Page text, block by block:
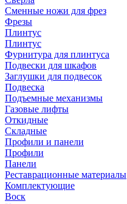
Сменные ножи для фрез
Фрезы
Плинтус
Плинтус
Фурнитура для плинтуса
Подвески для шкафов
Заглушки для подвесок
Подвеска
Подъемные механизмы
Газовые лифты
Откидные
Складные
Профили и панели
Профили
Панели
Реставрационные материалы
Комплектующие
Воск